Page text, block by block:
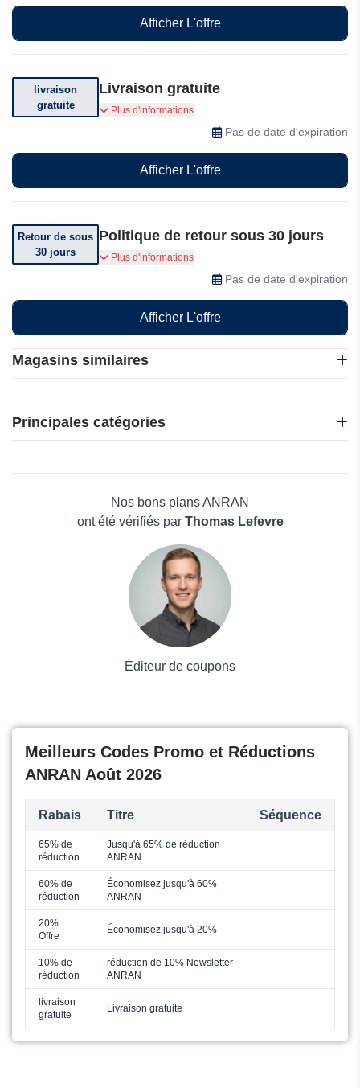
Magasins similaires
K&F Concept
OBSBOT
Principales catégories
Maison & Jardin
Boissons
Nos bons plans ANRAN
ont été vérifiés par Thomas Lefevre
Éditeur de coupons
Afficher L'offre
livraison
gratuite
Livraison gratuite
Livraison gratuite. Voir conditions générales.
Plus d'informations
Pas de date d'expiration
Afficher L'offre
Retour de sous
30 jours
Politique de retour sous 30 jours
Vous pouvez retourner votre commande sous 30
Plus d'informations
Pas de date d'expiration
Afficher L'offre
Meilleurs Codes Promo et Réductions
ANRAN Août 2026
Rabais Titre Séquence
65% de
réduction
Jusqu'à 65% de réduction
ANRAN
60% de
réduction
Économisez jusqu'à 60%
ANRAN
20%
Offre
Économisez jusqu'à 20%
10% de
réduction
réduction de 10% Newsletter
ANRAN
livraison
gratuite
Livraison gratuite